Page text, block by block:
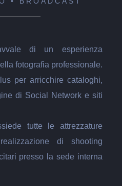
di un esperienza
fotografia professionale.
per arricchire cataloghi,
di Social Network e siti
tutte le attrezzature
di shooting
presso la sede interna